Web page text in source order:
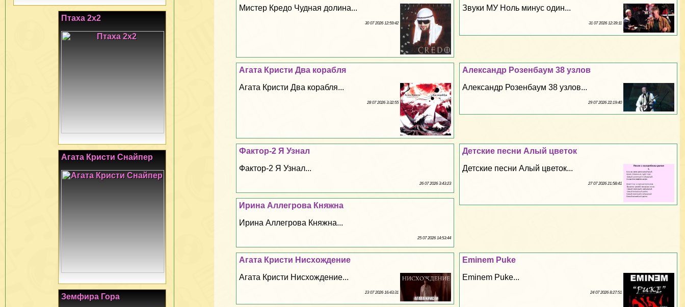
Звуки МУ Ноль минус один...
31 07 2026 12:39:11
Мистер Кредо Чудная долина...
30 07 2026 12:59:42
Александр Розенбаум 38 узлов
Александр Розенбаум 38 узлов...
29 07 2026 22:19:40
Агата Кристи Два корабля
Агата Кристи Два корабля...
28 07 2026 3:32:55
Детские песни Алый цветок
Детские песни Алый цветок...
27 07 2026 21:58:41
Фактор-2 Я Узнал
Фактор-2 Я Узнал...
26 07 2026 3:43:23
Ирина Аллегрова Княжна
Ирина Аллегрова Княжна...
25 07 2026 14:53:44
Eminem Puke
Eminem Puke...
24 07 2026 8:27:51
Агата Кристи Нисхождение
Агата Кристи Нисхождение...
23 07 2026 16:43:31
Птаха 2x2
Агата Кристи Снайпер
Земфира Гора